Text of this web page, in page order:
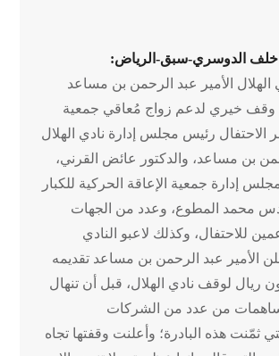
خلف الدوسري-سبق-الرياض:
الأمير عبد الرحمن بن مساعد
وقف خيري لدعم زواج مُعاقي جمعية
رئيس مجلس إدارة نادي الهلال
بن مساعد، والدكتور عائض القرني،
إدارة جمعية الإعاقة الحركية للكبار
محمد المطوع، وعدد من الجهات
للاحتفال، وكذلك لاعبو النادي
الأمير عبد الرحمن بن مساعد تقديمه
ريال لوقف نادي الهلال، قبل أن تنهال
من عدد من الشركات
ثمّنت هذه البادرة؛ وأعلنت وقفتها تجاه